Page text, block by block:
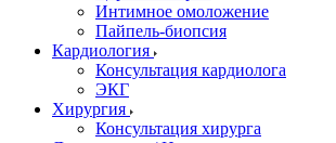
Интимное омоложение
Пайпель-биопсия
Кардиология
Консультация кардиолога
ЭКГ
Хирургия
Консультация хирурга